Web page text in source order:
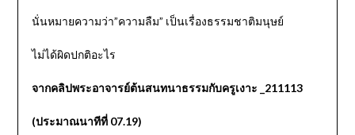
นั่นหมายความว่า”ความลืม” เป็นเรื่องธรรมชาติมนุษย์
ไม่ได้ผิดปกติอะไร
จากคลิปพระอาจารย์ต้นสนทนาธรรมกับครูเงาะ _211113
(ประมาณนาทีที่ 07.19)